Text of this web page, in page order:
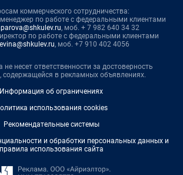
коммерческого сотрудничества:
по работе с федеральными клиентами
, моб. + 7 982 640 34 32
по работе с федеральными клиентами
, моб. +7 910 402 4056
не несет ответственности за достоверность
в рекламных объявлениях.
Информация об ограничениях
использования cookies
Рекомендательные системы
и обработки персональных данных и
правила использования сайта